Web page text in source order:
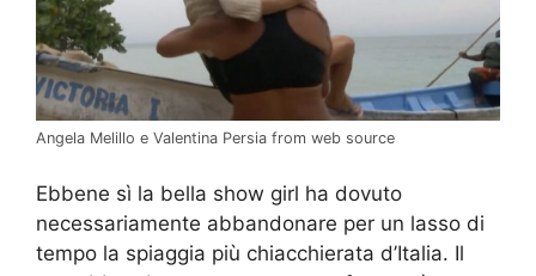
Angela Melillo e Valentina Persia from web source
Ebbene sì la bella show girl ha dovuto
necessariamente abbandonare per un lasso di
tempo la spiaggia più chiacchierata d’Italia. Il